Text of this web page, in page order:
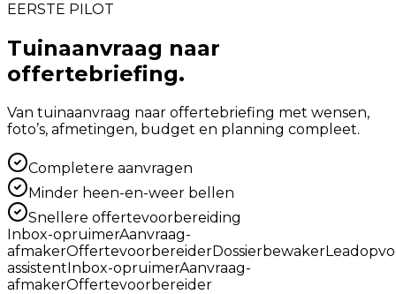
EERSTE PILOT
Tuinaanvraag naar
offertebriefing.
Van tuinaanvraag naar offertebriefing met wensen,
foto’s, afmetingen, budget en planning compleet.
Completere aanvragen
Minder heen-en-weer bellen
Snellere offertevoorbereiding
Inbox-opruimerAanvraag-
afmakerOffertevoorbereiderDossierbewaker
assistentInbox-opruimerAanvraag-
afmakerOffertevoorbereider